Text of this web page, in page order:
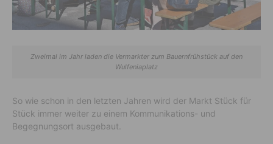
Zweimal im Jahr laden die Vermarkter zum Bauernfrühstück auf den
Wulfeniaplatz
So wie schon in den letzten Jahren wird der Markt Stück für
Stück immer weiter zu einem Kommunikations- und
Begegnungsort ausgebaut.